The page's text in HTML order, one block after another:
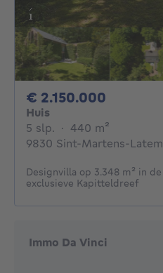
€ 2.150.000
Huis
5 slp. 5 slaapkamers
· 440 m²
9830 Sint-Martens-Latem
Designvilla op 3.348 m² in de
exclusieve Kapitteldreef
Immo Da Vinci